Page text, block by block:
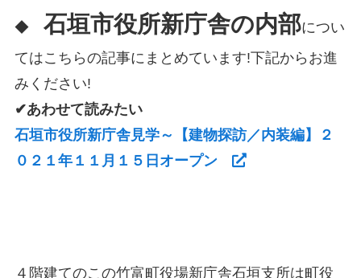
◆ 石垣市役所新庁舎の内部につい
てはこちらの記事にまとめています!下記からお進
みください!
✔あわせて読みたい
石垣市役所新庁舎見学～【建物探訪／内装編】２
０２１年１１月１５日オープン
４階建てのこの竹富町役場新庁舎石垣支所は町役